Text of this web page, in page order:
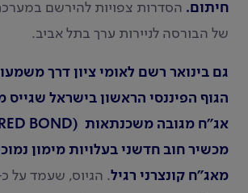
חיתום. הסדרות צפויות להירשם
של הבורסה לניירות ערך בתל אביב.
גם בינואר רשם לאומי ציון דרך
הגוף הפיננסי הראשון בישראל שגייס
מכשיר חוב חדשני בעלויות מימון
מאג"ח קונצרני רגיל